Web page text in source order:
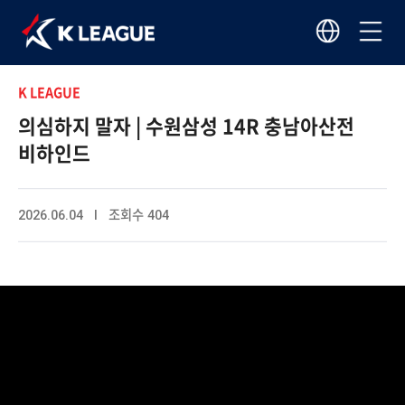
K LEAGUE
의심하지 말자 | 수원삼성 14R 충남아산전
비하인드
2026.06.04 I 조회수 404